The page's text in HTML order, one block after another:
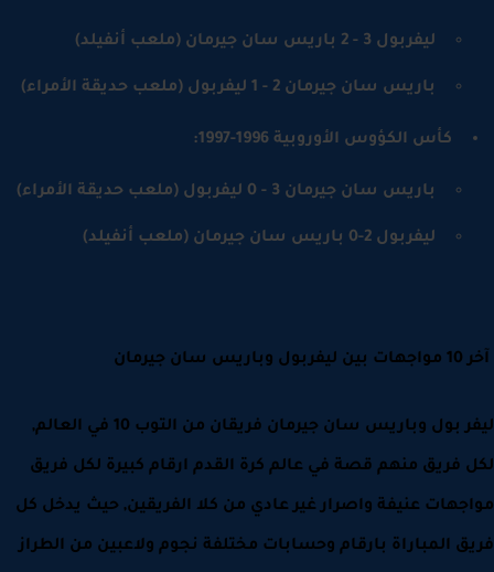
ليفربول 3 - 2 باريس سان جيرمان (ملعب أنفيلد)
باريس سان جيرمان 2 - 1 ليفربول (ملعب حديقة الأمراء)
كأس الكؤوس الأوروبية 1996-1997:
باريس سان جيرمان 3 - 0 ليفربول (ملعب حديقة الأمراء)
ليفربول 2-0 باريس سان جيرمان (ملعب أنفيلد)
سان جيرمان
ليفر بول وباريس سان جيرمان فريقان من التوب 10 في العالم,
فريق منهم قصة في عالم كرة القدم ارقام كبيرة لكل فريق
عنيفة واصرار غير عادي من كلا الفريقين, حيث يدخل كل
المباراة بارقام وحسابات مختلفة نجوم ولاعبين من الطراز